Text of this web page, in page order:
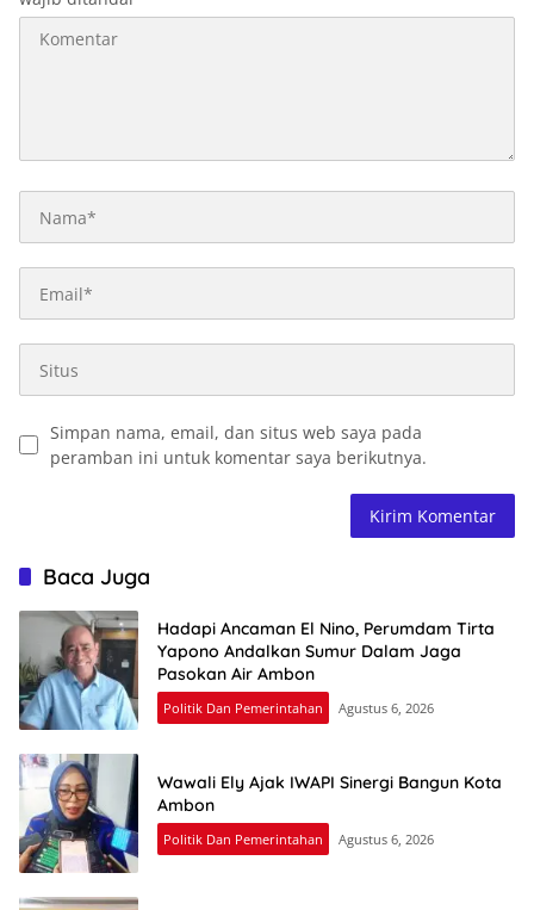
Simpan nama, email, dan situs web saya pada
peramban ini untuk komentar saya berikutnya.
Baca Juga
Hadapi Ancaman El Nino, Perumdam Tirta
Yapono Andalkan Sumur Dalam Jaga
Pasokan Air Ambon
Politik Dan Pemerintahan Agustus 6, 2026
Wawali Ely Ajak IWAPI Sinergi Bangun Kota
Ambon
Politik Dan Pemerintahan Agustus 6, 2026